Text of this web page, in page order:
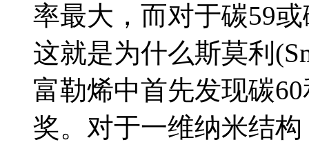
率最大，而对于碳59
这就是为什么斯莫利
富勒烯中首先发现碳
奖。对于一维纳米结